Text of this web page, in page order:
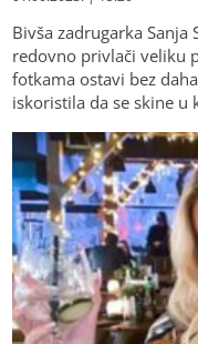
Bivša zadrugarka
redovno privlači veliku
fotkama ostavi bez
iskoristila da se skine u